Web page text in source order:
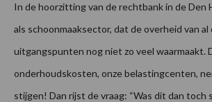
In de hoorzitting van de rechtbank in de Den
als schoonmaaksector, dat de overheid van al
uitgangspunten nog niet zo veel waarmaakt.
onderhoudskosten, onze belastingcenten,
stijgen! Dan rijst de vraag: “Was dit dan toch